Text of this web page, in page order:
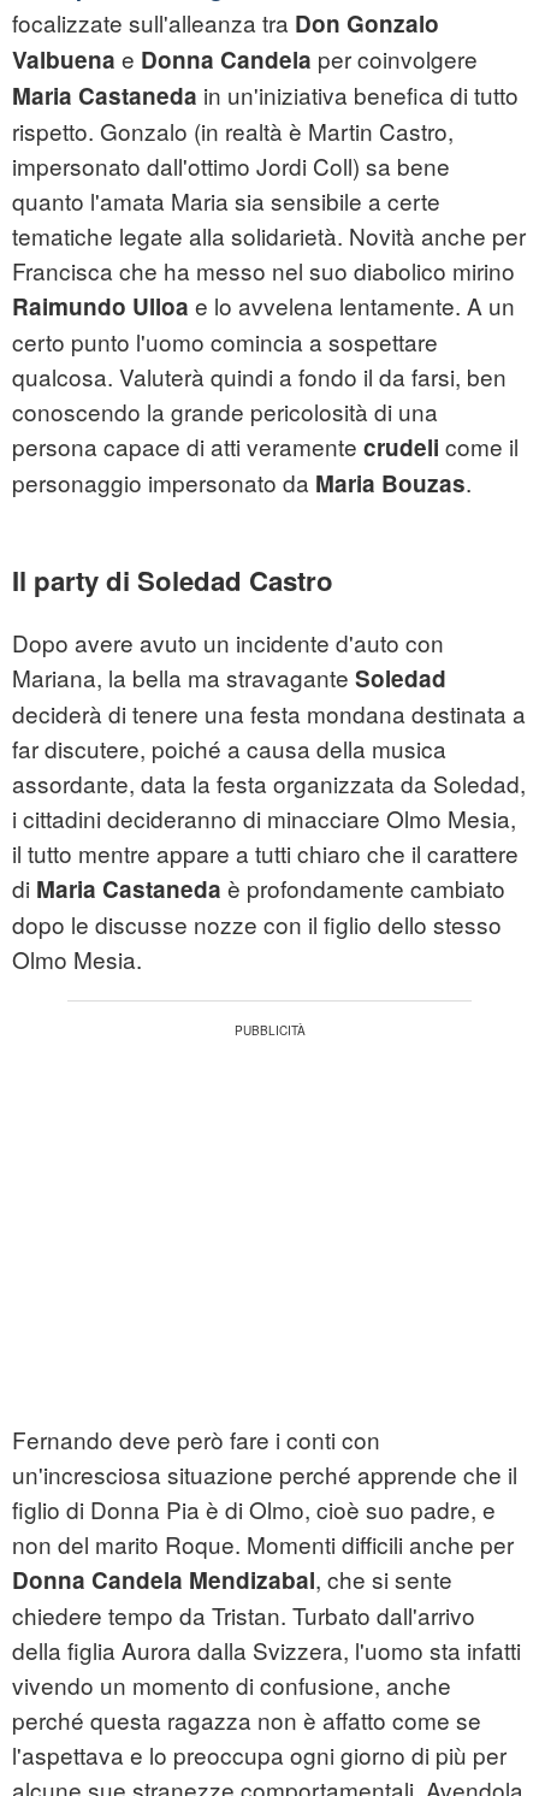
focalizzate sull'alleanza tra Don Gonzalo
Valbuena e Donna Candela per coinvolgere
Maria Castaneda in un'iniziativa benefica di tutto
rispetto. Gonzalo (in realtà è Martin Castro,
impersonato dall'ottimo Jordi Coll) sa bene
quanto l'amata Maria sia sensibile a certe
tematiche legate alla solidarietà. Novità anche per
Francisca che ha messo nel suo diabolico mirino
Raimundo Ulloa e lo avvelena lentamente. A un
certo punto l'uomo comincia a sospettare
qualcosa. Valuterà quindi a fondo il da farsi, ben
conoscendo la grande pericolosità di una
persona capace di atti veramente crudeli come il
personaggio impersonato da Maria Bouzas.
Il party di Soledad Castro
Dopo avere avuto un incidente d'auto con
Mariana, la bella ma stravagante Soledad
deciderà di tenere una festa mondana destinata a
far discutere, poiché a causa della musica
assordante, data la festa organizzata da Soledad,
i cittadini decideranno di minacciare Olmo Mesia,
il tutto mentre appare a tutti chiaro che il carattere
di Maria Castaneda è profondamente cambiato
dopo le discusse nozze con il figlio dello stesso
Olmo Mesia.
Fernando deve però fare i conti con
un'incresciosa situazione perché apprende che il
figlio di Donna Pia è di Olmo, cioè suo padre, e
non del marito Roque. Momenti difficili anche per
Donna Candela Mendizabal, che si sente
chiedere tempo da Tristan. Turbato dall'arrivo
della figlia Aurora dalla Svizzera, l'uomo sta infatti
vivendo un momento di confusione, anche
perché questa ragazza non è affatto come se
l'aspettava e lo preoccupa ogni giorno di più per
alcune sue stranezze comportamentali. Avendola